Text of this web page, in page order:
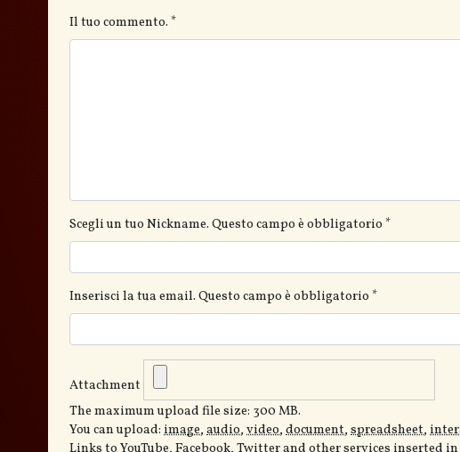
Il tuo commento. *
Scegli un tuo Nickname. Questo campo è obbligatorio *
Inserisci la tua email. Questo campo è obbligatorio *
Attachment
The maximum upload file size: 300 MB.
You can upload:image,audio,video,document,spreadsheet,
Links to YouTube, Facebook, Twitter and other services inserted